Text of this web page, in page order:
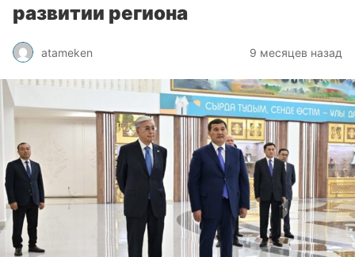
развитии региона
atameken 9 месяцев назад